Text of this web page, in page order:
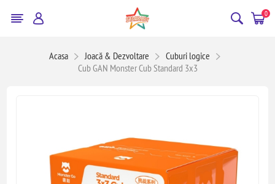
0
Acasa Joacă & Dezvoltare
Cuburi logice
Cub GAN Monster Cub Standard 3x3